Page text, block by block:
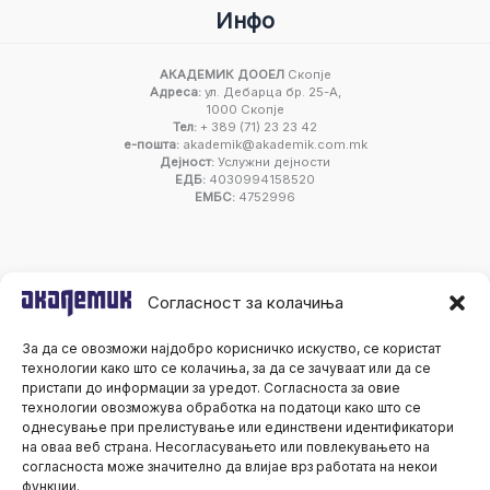
Согласност за колачиња
За да се овозможи најдобро корисничко искуство, се користат
технологии како што се колачиња, за да се зачуваат или да се
пристапи до информации за уредот. Согласноста за овие
технологии овозможува обработка на податоци како што се
однесување при прелистување или единствени идентификатори
на оваа веб страна. Несогласувањето или повлекувањето на
согласноста може значително да влијае врз работата на некои
функции.
Инфо
АКАДЕМИК ДООЕЛСкопје
Адреса:ул. Дебарца бр. 25-А,
1000 Скопје
Тел: + 389 (71) 23 23 42
е-пошта:akademik@akademik.com.mk
Дејност: Услужни дејности
ЕДБ: 4030994158520
ЕМБС: 4752996